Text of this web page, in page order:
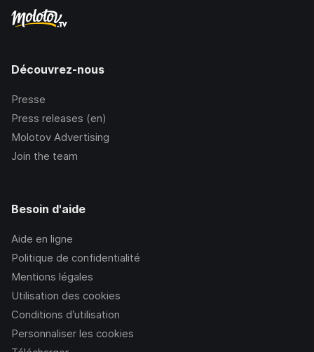
Découvrez-nous
Presse
Press releases (en)
Molotov Advertising
Join the team
Besoin d'aide
Aide en ligne
Politique de confidentialité
Mentions légales
Utilisation des cookies
Conditions d’utilisation
Personnaliser les cookies